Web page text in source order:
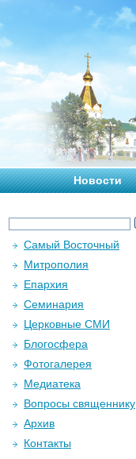
Новости
Самый Восточный
Митрополия
Епархия
Семинария
Церковные СМИ
Блогосфера
Фотогалерея
Медиатека
Вопросы священнику
Архив
Контакты